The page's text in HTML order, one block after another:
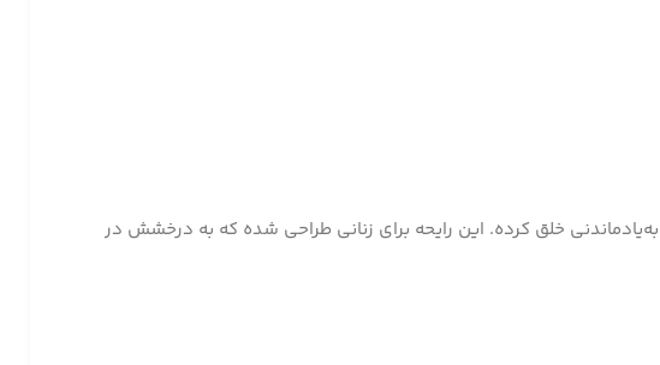
خلق کرده. این رایحه برای زنانی طراحی شده که به درخشش در